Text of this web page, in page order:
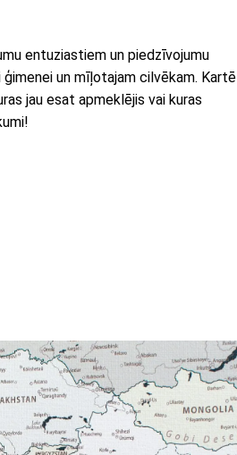
entuziastiem un piedzīvojumu
un mīļotajam cilvēkam. Kartē
jau esat apmeklējis vai kuras